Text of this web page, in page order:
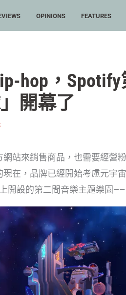
OPINIONS FEATURES
hop，
開幕了
站來銷售商品，也需要經營
在，品牌已經開始考慮元宇
開設的第二間音樂主題樂園——